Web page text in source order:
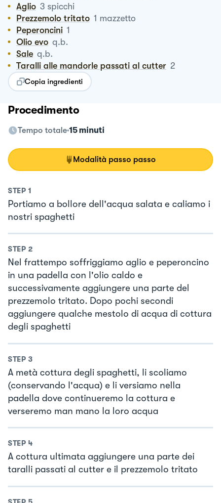
Aglio 3 spicchi
Prezzemolo tritato 1 mazzetto
Peperoncini 1
Olio evo q.b.
Sale q.b.
Taralli alle mandorle passati al cutter 2
Copia ingredienti
Procedimento
Tempo totale 15 minuti
Modalità passo passo
STEP 1
Portiamo a bollore dell'acqua salata e caliamo i
nostri spaghetti
STEP 2
Nel frattempo soffriggiamo aglio e peperoncino
in una padella con l'olio caldo e
successivamente aggiungere una parte del
prezzemolo tritato. Dopo pochi secondi
aggiungere qualche mestolo di acqua di cottura
degli spaghetti
STEP 3
A metà cottura degli spaghetti, li scoliamo
(conservando l'acqua) e li versiamo nella
padella dove continueremo la cottura e
verseremo man mano la loro acqua
STEP 4
A cottura ultimata aggiungere una parte dei
taralli passati al cutter e il prezzemolo tritato